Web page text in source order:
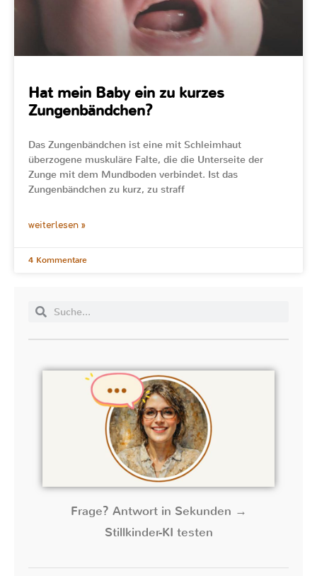
Hat mein Baby ein zu kurzes
Zungenbändchen?
Das Zungenbändchen ist eine mit Schleimhaut
überzogene muskuläre Falte, die die Unterseite der
Zunge mit dem Mundboden verbindet. Ist das
Zungenbändchen zu kurz, zu straff
weiterlesen »
4 Kommentare
Frage? Antwort in Sekunden →
Stillkinder-KI testen